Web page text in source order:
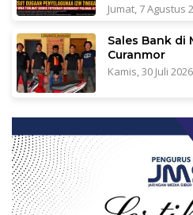
Jumat, 7 Agustus
Sales Bank di
Curanmor
Kamis, 30 Juli